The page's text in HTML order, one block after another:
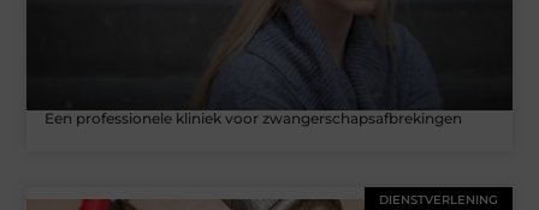
Een professionele kliniek voor zwangerschapsafbrekingen
DIENSTVERLENING